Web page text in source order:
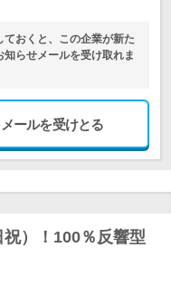
おくと、この企業が新た
らせメールを受け取れま
ールを受けとる
）！100％反響型